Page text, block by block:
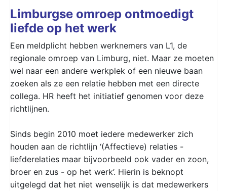
Limburgse omroep ontmoedigt
liefde op het werk
Een meldplicht hebben werknemers van L1, de
regionale omroep van Limburg, niet. Maar ze moeten
wel naar een andere werkplek of een nieuwe baan
zoeken als ze een relatie hebben met een directe
collega. HR heeft het initiatief genomen voor deze
richtlijnen.
Sinds begin 2010 moet iedere medewerker zich
houden aan de richtlijn ‘(Affectieve) relaties -
liefderelaties maar bijvoorbeeld ook vader en zoon,
broer en zus - op het werk’. Hierin is beknopt
uitgelegd dat het niet wenselijk is dat medewerkers